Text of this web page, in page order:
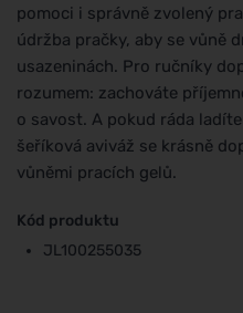
pomoci i správně zvolený
údržba pračky, aby se vůně
usazeninách. Pro ručníky
rozumem: zachováte
o savost. A pokud ráda
šeříková aviváž se krásně
vůněmi pracích gelů.
Kód produktu
JL100255035